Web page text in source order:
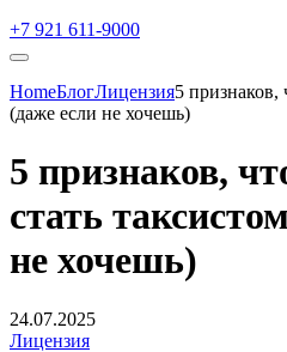
+7 921 611-9000
HomeБлогЛицензия5 признаков,
(даже если не хочешь)
5 признаков,
стать
не хочешь)
24.07.2025
Лицензия